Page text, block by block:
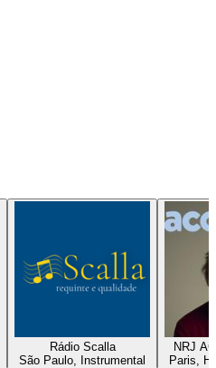
Rádio Scalla
São Paulo, Instrumental
NRJ
Paris,